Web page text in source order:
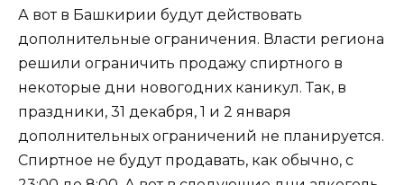
А вот в Башкирии будут действовать
дополнительные ограничения. Власти региона
решили ограничить продажу спиртного в
некоторые дни новогодних каникул. Так, в
праздники, 31 декабря, 1 и 2 января
дополнительных ограничений не планируется.
Спиртное не будут продавать, как обычно, с